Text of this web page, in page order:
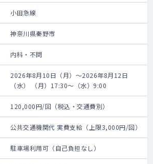
小田急線
神奈川県秦野市
内科・不問
2026年8月10日（月）～2026年8月12日
（水） （月）17:30～（水）9:00
120,000円/回（税込・交通費別）
公共交通機関代 実費支給（上限3,000円/回）
駐車場利用可（自己負担なし）